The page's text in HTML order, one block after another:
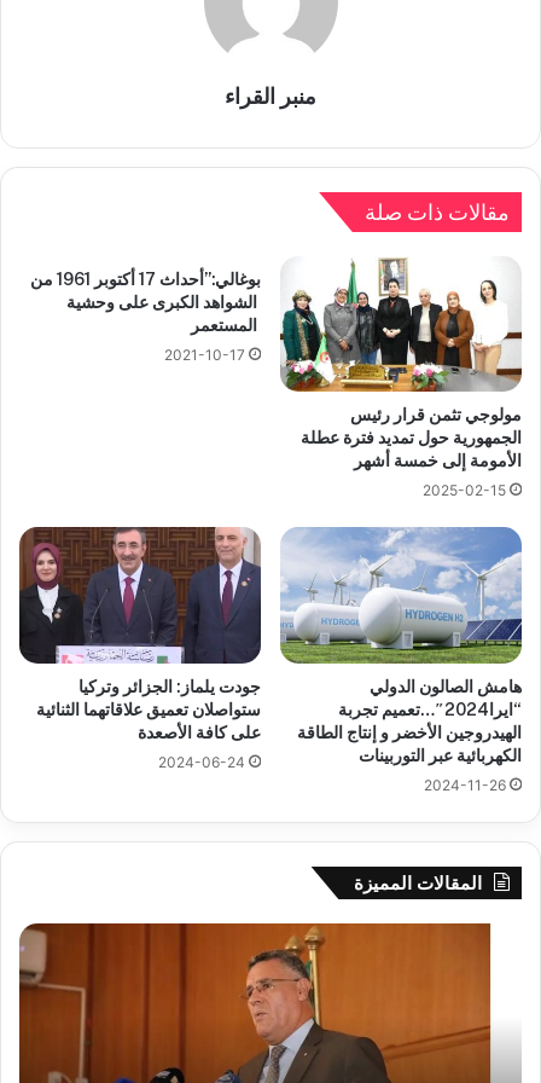
منبر القراء
مقالات ذات صلة
مولوجي تثمن قرار رئيس
الجمهورية حول تمديد فترة عطلة
الأمومة إلى خمسة أشهر
2025-02-15
بوغالي:”أحداث 17 أكتوبر 1961 من
الشواهد الكبرى على وحشية
المستعمر
2021-10-17
هامش الصالون الدولي
“ايرا2024″…تعميم تجربة
الهيدروجين الأخضر و إنتاج الطاقة
الكهربائية عبر التوربينات
2024-11-26
جودت يلماز: الجزائر وتركيا
ستواصلان تعميق علاقاتهما الثنائية
على كافة الأصعدة
2024-06-24
المقالات المميزة
لدراسة